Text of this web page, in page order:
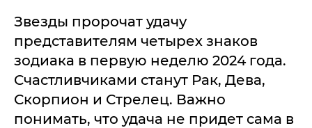
Звезды пророчат удачу
представителям четырех знаков
зодиака в первую неделю 2024 года.
Счастливчиками станут Рак, Дева,
Скорпион и Стрелец. Важно
понимать, что удача не придет сама в